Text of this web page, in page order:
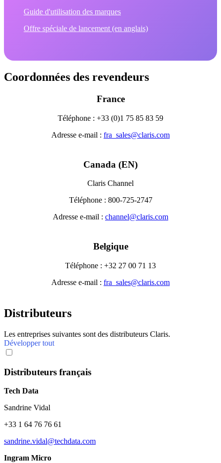
Guide d'utilisation des marques
Offre spéciale de lancement (en anglais)
Coordonnées des revendeurs
France
Téléphone : +33 (0)1 75 85 83 59
Adresse e-mail : fra_sales@claris.com
Canada (EN)
Claris Channel
Téléphone : 800-725-2747
Adresse e-mail : channel@claris.com
Belgique
Téléphone : +32 27 00 71 13
Adresse e-mail : fra_sales@claris.com
Distributeurs
Les entreprises suivantes sont des distributeurs Claris.
Développer tout
Distributeurs français
Tech Data
Sandrine Vidal
+33 1 64 76 76 61
sandrine.vidal@techdata.com
Ingram Micro